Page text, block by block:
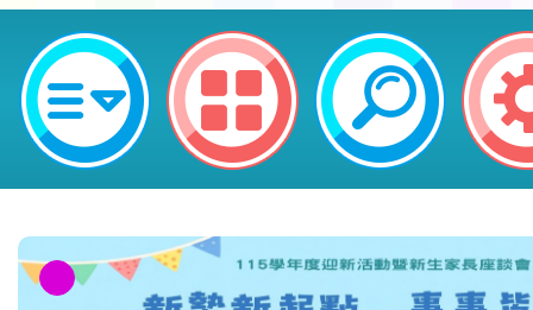
榮譽事蹟:科學競賽-發布單位:家長